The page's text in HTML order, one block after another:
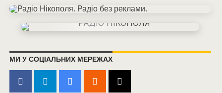
МИ У СОЦІАЛЬНИХ МЕРЕЖАХ